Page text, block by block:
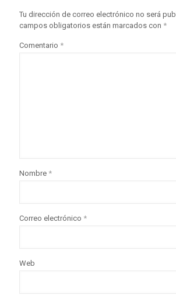
Tu dirección de correo electrónico no será
campos obligatorios están marcados con *
Comentario *
Nombre *
Correo electrónico *
Web